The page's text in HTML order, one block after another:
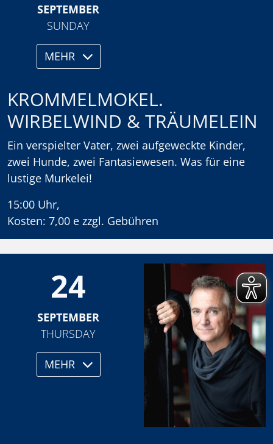
SEPTEMBER
SUNDAY
MEHR
KROMMELMOKEL.
WIRBELWIND & TRÄUMELEIN
Ein verspielter Vater, zwei aufgeweckte Kinder,
zwei Hunde, zwei Fantasiewesen. Was für eine
lustige Murkelei!
15:00 Uhr,
Kosten: 7,00 e zzgl. Gebühren
24
SEPTEMBER
THURSDAY
MEHR